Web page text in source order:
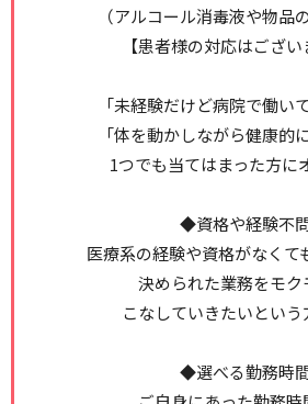
（アルコール消毒液や物品
【患者様の対応はござい
「未経験だけど病院で働い
「体を動かしながら健康的
1つでも当てはまった方に
◆資格や経験不
医療系の経験や資格がなくて
決められた業務をモク
こなしていきたいとい
◆選べる勤務時